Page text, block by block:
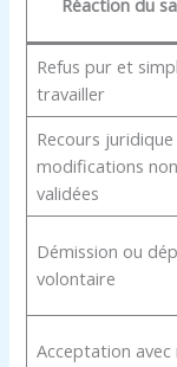
Réaction du
Refus pur et
travailler
Recours
modifications non
validées
Démission ou
volontaire
Acceptation avec